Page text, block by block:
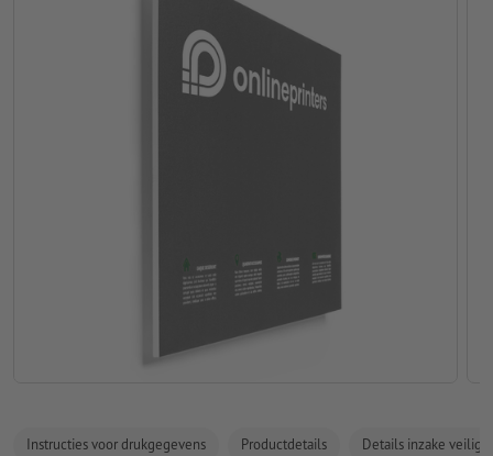
Instructies voor drukgegevens Productdetails Details inzake